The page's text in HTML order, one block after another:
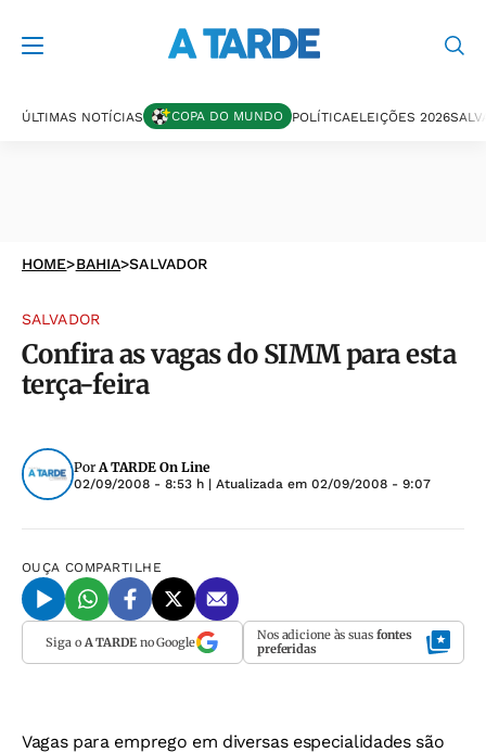
ÚLTIMAS NOTÍCIAS COPA DO MUNDO POLÍTICAELEIÇÕES 2026
HOME>BAHIA>SALVADOR
SALVADOR
Confira as vagas do SIMM para esta
terça-feira
PorA TARDE On Line
02/09/2008 - 8:53 h | Atualizada em 02/09/2008 - 9:07
OUÇA COMPARTILHE
Siga o A TARDEno Google Nos adicione às suas fontes
preferidas
Vagas para emprego em diversas especialidades são